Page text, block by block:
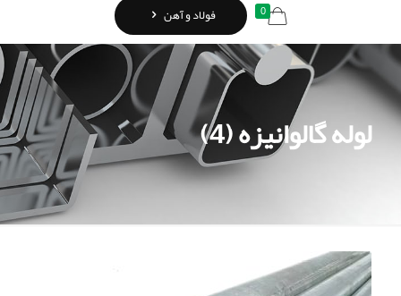
0 فولاد و آهن
لوله گالوانیزه (4)